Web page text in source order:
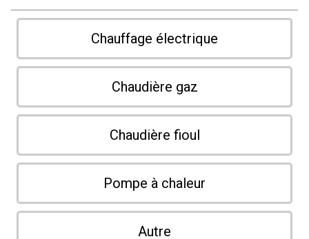
Chauffage électrique
Chaudière gaz
Chaudière fioul
Pompe à chaleur
Autre